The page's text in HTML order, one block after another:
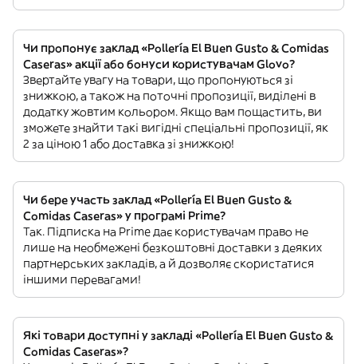
Чи пропонує заклад «Pollería El Buen Gusto & Comidas
Caseras» акції або бонуси користувачам Glovo?
Звертайте увагу на товари, що пропонуються зі
знижкою, а також на поточні пропозиції, виділені в
додатку жовтим кольором. Якщо вам пощастить, ви
зможете знайти такі вигідні спеціальні пропозиції, як
2 за ціною 1 або доставка зі знижкою!
Чи бере участь заклад «Pollería El Buen Gusto &
Comidas Caseras» у програмі Prime?
Так. Підписка на Prime дає користувачам право не
лише на необмежені безкоштовні доставки з деяких
партнерських закладів, а й дозволяє скористатися
іншими перевагами!
Які товари доступні у закладі «Pollería El Buen Gusto &
Comidas Caseras»?